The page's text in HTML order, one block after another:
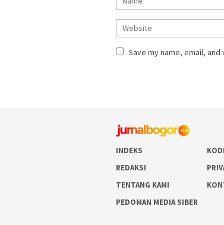
Save my name, email,
INDEKS
REDAKSI
TENTANG KAMI
PEDOMAN MEDIA SIBER